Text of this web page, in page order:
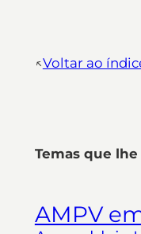
↖︎Voltar ao
Temas que
AMPV